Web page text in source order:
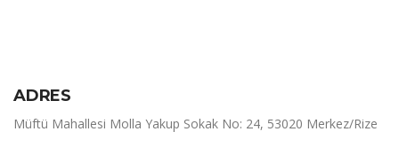
ADRES
Müftü Mahallesi Molla Yakup Sokak No: 24, 53020 Merkez/Rize